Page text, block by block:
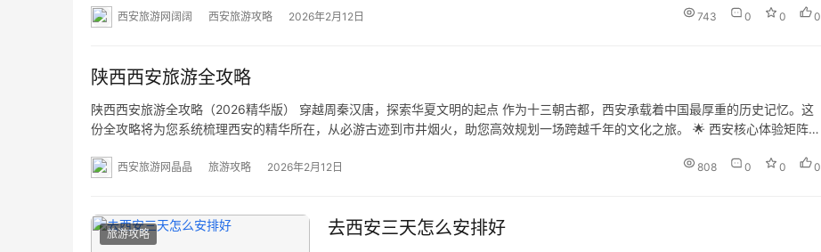
西安旅游网阔阔 西安旅游攻略 2026年2月12日 743 0 0 0
陕西西安旅游全攻略
陕西西安旅游全攻略（2026精华版） 穿越周秦汉唐，探索华夏文明的起点 作为十三朝古都，西安承载着中国最厚重的历史记忆。这
份全攻略将为您系统梳理西安的精华所在，从必游古迹到市井烟火，助您高效规划一场跨越千年的文化之旅。 🌟 西安核心体验矩阵
西安旅游网晶晶 旅游攻略 2026年2月12日 808 0 0 0
旅游攻略 去西安三天怎么安排好